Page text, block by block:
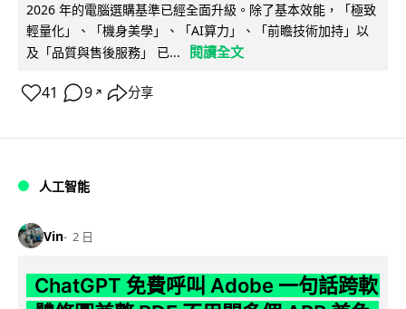
2026 年的電腦選購基準已經全面升級。除了基本效能，「極致
輕量化」、「機身美學」、「AI算力」、「前瞻技術加持」以
及「品質與售後服務」 已...
閱讀全文
41 9 ↗ 分享
人工智能
Vin 2 日
ChatGPT 免費呼叫 Adobe 一句話跨軟